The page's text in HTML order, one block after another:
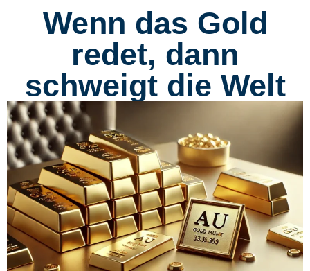
Wenn das Gold
redet, dann
schweigt die Welt